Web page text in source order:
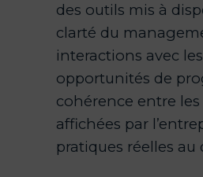
des outils mis à
clarté du
interactions avec
opportunités de
cohérence entre les
affichées par
pratiques réelles au